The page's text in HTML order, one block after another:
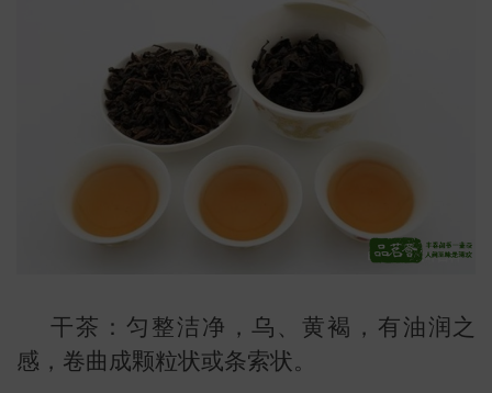
干茶：匀整洁净，乌、黄褐，有油润之
感，卷曲成颗粒状或条索状。